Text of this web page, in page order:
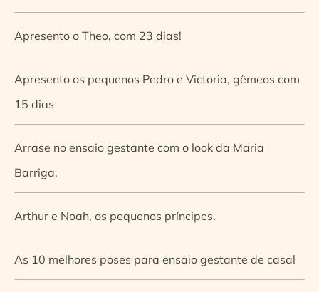
Apresento o Theo, com 23 dias!
Apresento os pequenos Pedro e Victoria, gêmeos com
15 dias
Arrase no ensaio gestante com o look da Maria
Barriga.
Arthur e Noah, os pequenos príncipes.
As 10 melhores poses para ensaio gestante de casal